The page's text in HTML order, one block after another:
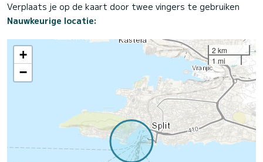
Verplaats je op de kaart door twee vingers te gebruiken
Nauwkeurige locatie:
+
−
2 km
1 mi